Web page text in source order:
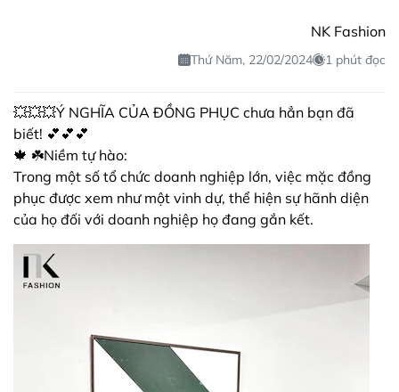
NK Fashion
Thứ Năm, 22/02/2024 1 phút đọc
💥💥💥Ý NGHĨA CỦA ĐỒNG PHỤC chưa hẳn bạn đã
biết! 💕💕💕
🍁 ☘️Niềm tự hào:
Trong một số tổ chức doanh nghiệp lớn, việc mặc đồng
phục được xem như một vinh dự, thể hiện sự hãnh diện
của họ đối với doanh nghiệp họ đang gắn kết.